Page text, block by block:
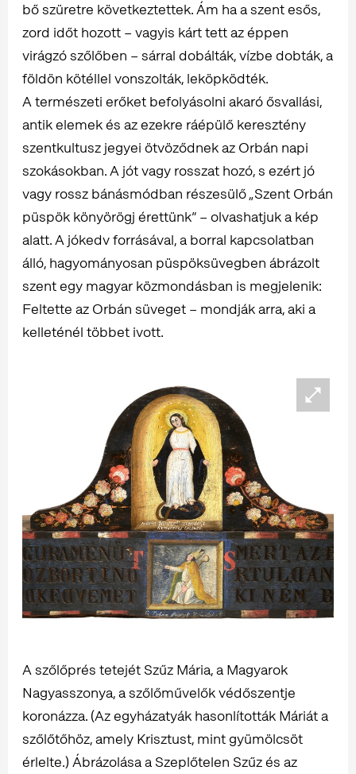
bő szüretre következtettek. Ám ha a szent esős,
zord időt hozott – vagyis kárt tett az éppen
virágzó szőlőben – sárral dobálták, vízbe dobták, a
földön kötéllel vonszolták, leköpködték.
A természeti erőket befolyásolni akaró ősvallási,
antik elemek és az ezekre ráépülő keresztény
szentkultusz jegyei ötvöződnek az Orbán napi
szokásokban. A jót vagy rosszat hozó, s ezért jó
vagy rossz bánásmódban részesülő „Szent Orbán
püspök könyörögj érettünk” – olvashatjuk a kép
alatt. A jókedv forrásával, a borral kapcsolatban
álló, hagyományosan püspöksüvegben ábrázolt
szent egy magyar közmondásban is megjelenik:
Feltette az Orbán süveget – mondják arra, aki a
kelleténél többet ivott.
A szőlőprés tetejét Szűz Mária, a Magyarok
Nagyasszonya, a szőlőművelők védőszentje
koronázza. (Az egyházatyák hasonlították Máriát a
szőlőtőhöz, amely Krisztust, mint gyümölcsöt
érlelte.) Ábrázolása a Szeplőtelen Szűz és az